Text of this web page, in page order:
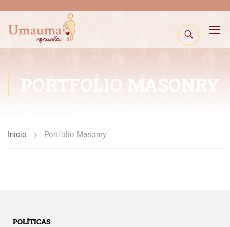
PORTFOLIO MASONRY
Inicio Portfolio Masonry
POLÍTICAS